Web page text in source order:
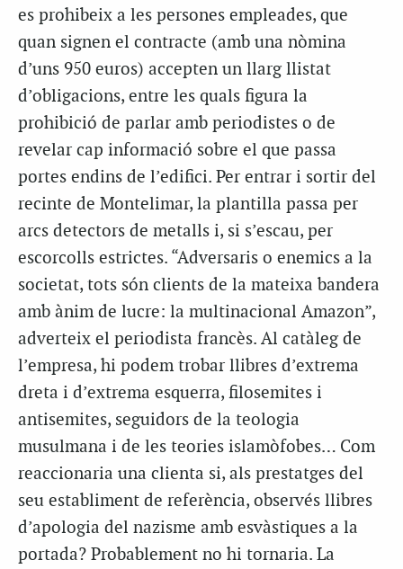
es prohibeix a les persones empleades, que
quan signen el contracte (amb una nòmina
d’uns 950 euros) accepten un llarg llistat
d’obligacions, entre les quals figura la
prohibició de parlar amb periodistes o de
revelar cap informació sobre el que passa
portes endins de l’edifici. Per entrar i sortir del
recinte de Montelimar, la plantilla passa per
arcs detectors de metalls i, si s’escau, per
escorcolls estrictes. “Adversaris o enemics a la
societat, tots són clients de la mateixa bandera
amb ànim de lucre: la multinacional Amazon”,
adverteix el periodista francès. Al catàleg de
l’empresa, hi podem trobar llibres d’extrema
dreta i d’extrema esquerra, filosemites i
antisemites, seguidors de la teologia
musulmana i de les teories islamòfobes… Com
reaccionaria una clienta si, als prestatges del
seu establiment de referència, observés llibres
d’apologia del nazisme amb esvàstiques a la
portada? Probablement no hi tornaria. La